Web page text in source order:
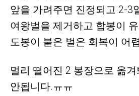
앞을 가려주면 진정되고 2-3
여왕벌을 제거하고 합봉이
도봉이 붙은 벌은 회복이 어
멀리 떨어진 2 봉장으로 옮
안됩니다.ㅠㅠ